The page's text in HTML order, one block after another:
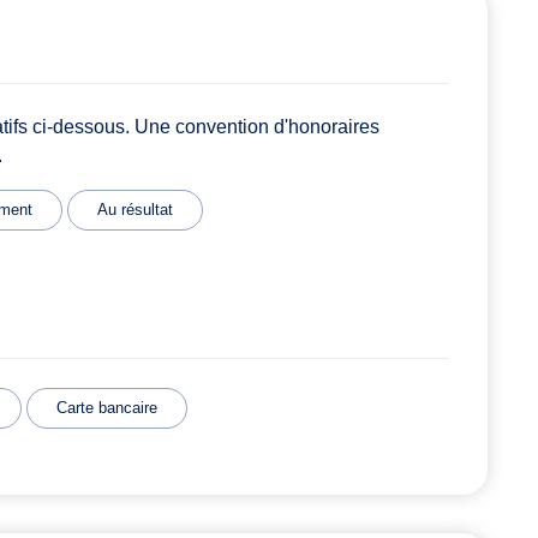
ci-dessous. Une convention d'honoraires
Au résultat
Carte bancaire